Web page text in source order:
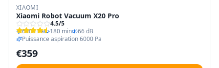
XIAOMI
Xiaomi Robot Vacuum X20 Pro
4.5/5
6000 Pa
180 min
66 dB
Puissance aspiration 6000 Pa
€359